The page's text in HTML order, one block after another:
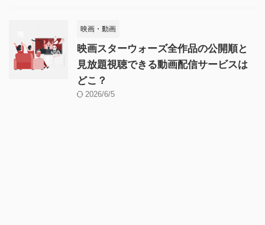
映画・動画
映画スターウォーズ全作品の公開順と
見放題視聴できる動画配信サービスは
どこ？
2026/6/5